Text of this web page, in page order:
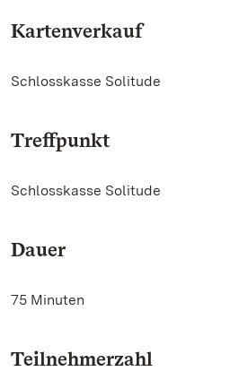
Kartenverkauf
Schlosskasse Solitude
Treffpunkt
Schlosskasse Solitude
Dauer
75 Minuten
Teilnehmerzahl